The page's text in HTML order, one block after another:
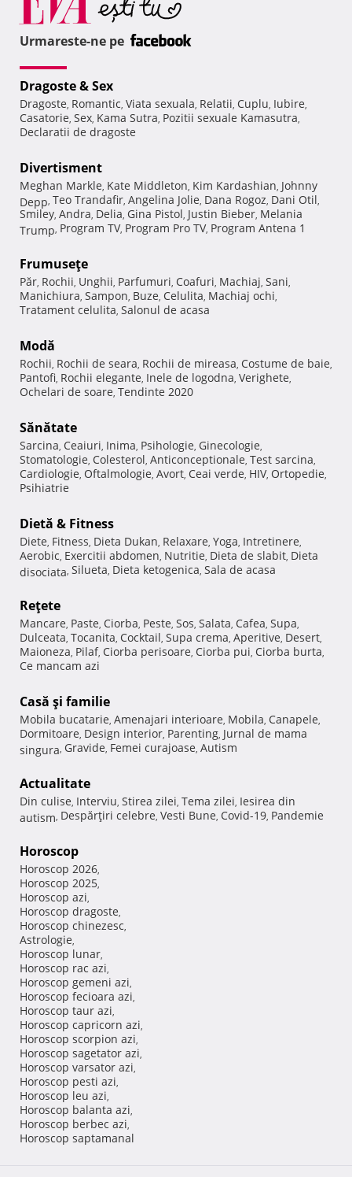
Urmareste-ne pe
Dragoste & Sex
Dragoste, Romantic, Viata sexuala, Relatii, Cuplu, Iubire,
Casatorie, Sex, Kama Sutra, Pozitii sexuale Kamasutra,
Declaratii de dragoste
Divertisment
Meghan Markle, Kate Middleton, Kim Kardashian, Johnny
Depp, Teo Trandafir, Angelina Jolie, Dana Rogoz, Dani Otil,
Smiley, Andra, Delia, Gina Pistol, Justin Bieber, Melania
Trump, Program TV, Program Pro TV, Program Antena 1
Frumuseţe
Păr, Rochii, Unghii, Parfumuri, Coafuri, Machiaj, Sani,
Manichiura, Sampon, Buze, Celulita, Machiaj ochi,
Tratament celulita, Salonul de acasa
Modă
Rochii, Rochii de seara, Rochii de mireasa, Costume de baie,
Pantofi, Rochii elegante, Inele de logodna, Verighete,
Ochelari de soare, Tendinte 2020
Sănătate
Sarcina, Ceaiuri, Inima, Psihologie, Ginecologie,
Stomatologie, Colesterol, Anticonceptionale, Test sarcina,
Cardiologie, Oftalmologie, Avort, Ceai verde, HIV, Ortopedie,
Psihiatrie
Dietă & Fitness
Diete, Fitness, Dieta Dukan, Relaxare, Yoga, Intretinere,
Aerobic, Exercitii abdomen, Nutritie, Dieta de slabit, Dieta
disociata, Silueta, Dieta ketogenica, Sala de acasa
Reţete
Mancare, Paste, Ciorba, Peste, Sos, Salata, Cafea, Supa,
Dulceata, Tocanita, Cocktail, Supa crema, Aperitive, Desert,
Maioneza, Pilaf, Ciorba perisoare, Ciorba pui, Ciorba burta,
Ce mancam azi
Casă şi familie
Mobila bucatarie, Amenajari interioare, Mobila, Canapele,
Dormitoare, Design interior, Parenting, Jurnal de mama
singura, Gravide, Femei curajoase, Autism
Actualitate
Din culise, Interviu, Stirea zilei, Tema zilei, Iesirea din
autism, Despărţiri celebre, Vesti Bune, Covid-19, Pandemie
Horoscop
Horoscop 2026,
Horoscop 2025,
Horoscop azi,
Horoscop dragoste,
Horoscop chinezesc,
Astrologie,
Horoscop lunar,
Horoscop rac azi,
Horoscop gemeni azi,
Horoscop fecioara azi,
Horoscop taur azi,
Horoscop capricorn azi,
Horoscop scorpion azi,
Horoscop sagetator azi,
Horoscop varsator azi,
Horoscop pesti azi,
Horoscop leu azi,
Horoscop balanta azi,
Horoscop berbec azi,
Horoscop saptamanal